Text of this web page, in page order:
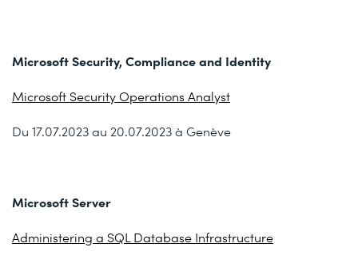
Microsoft Security, Compliance and Identity
Microsoft Security Operations Analyst
Du 17.07.2023 au 20.07.2023 à Genève
Microsoft Server
Administering a SQL Database Infrastructure